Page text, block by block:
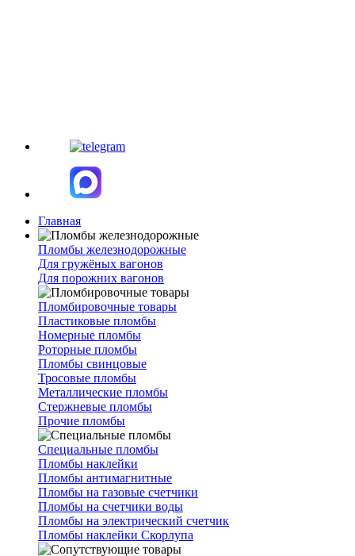
Главная
Пломбы железнодорожные
Для гружёных вагонов
Для порожних вагонов
Пломбировочные товары
Пластиковые пломбы
Номерные пломбы
Роторные пломбы
Пломбы свинцовые
Тросовые пломбы
Металлические пломбы
Стержневые пломбы
Прочие пломбы
Специальные пломбы
Пломбы наклейки
Пломбы антимагнитные
Пломбы на газовые счетчики
Пломбы на счетчики воды
Пломбы на электрический счетчик
Пломбы наклейки Скорлупа